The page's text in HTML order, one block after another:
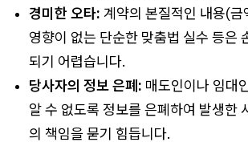
경미한 오타: 계약의 본질적인 내용(금
영향이 없는 단순한 맞춤법 실수 등은
되기 어렵습니다.
당사자의 정보 은폐: 매도인이나 임대
알 수 없도록 정보를 은폐하여 발생한
의 책임을 묻기 힘듭니다.